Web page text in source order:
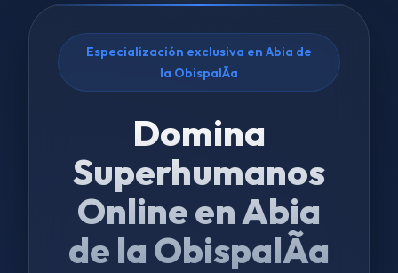
Especialización exclusiva en Abia de
la ObispalÃ­a
Domina
Superhumanos
Online en Abia
de la ObispalÃ­a